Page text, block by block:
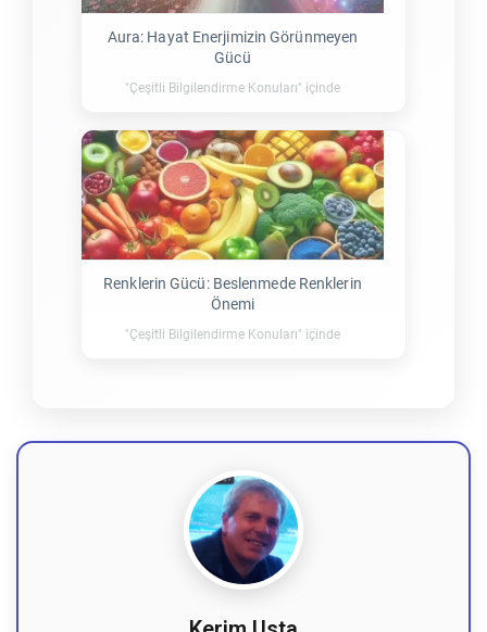
Aura: Hayat Enerjimizin Görünmeyen
Gücü
"Çeşitli Bilgilendirme Konuları" içinde
Renklerin Gücü: Beslenmede Renklerin
Önemi
"Çeşitli Bilgilendirme Konuları" içinde